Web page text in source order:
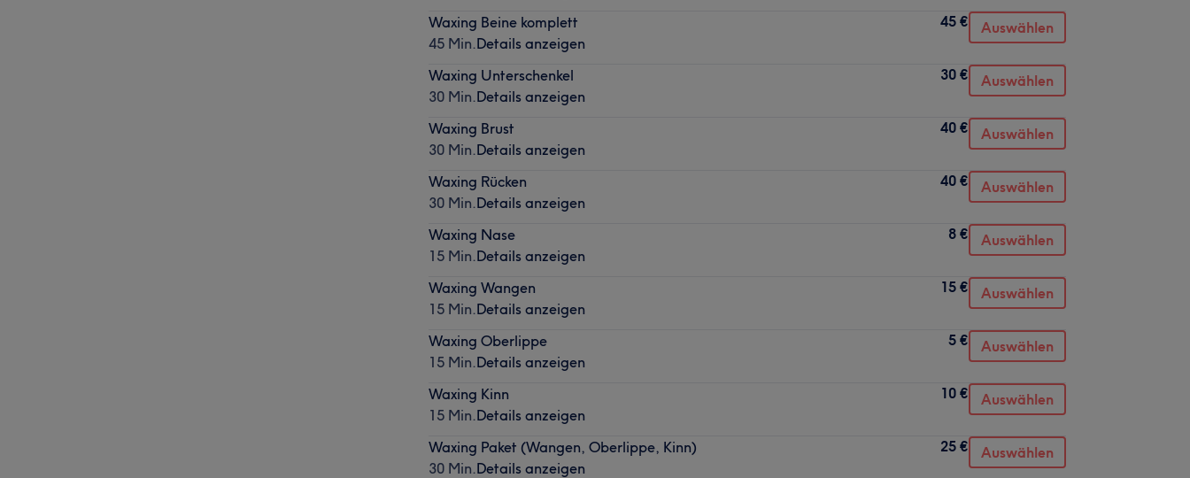
Waxing Beine komplett
45 Min.Details anzeigen
45 € Auswählen
Waxing Unterschenkel
30 Min.Details anzeigen
30 € Auswählen
Waxing Brust
30 Min.Details anzeigen
40 € Auswählen
Waxing Rücken
30 Min.Details anzeigen
40 € Auswählen
Waxing Nase
15 Min.Details anzeigen
8 € Auswählen
Waxing Wangen
15 Min.Details anzeigen
15 € Auswählen
Waxing Oberlippe
15 Min.Details anzeigen
5 € Auswählen
Waxing Kinn
15 Min.Details anzeigen
10 € Auswählen
Waxing Paket (Wangen, Oberlippe, Kinn)
30 Min.Details anzeigen
25 € Auswählen